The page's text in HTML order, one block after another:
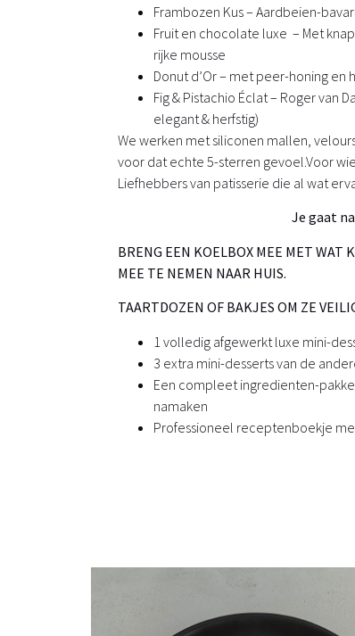
Frambozen Kus– Aardbeien-
Fruit en chocolate luxe – Met
rijke mousse
Donut d’Or– met peer-honing en
Fig & Pistachio Éclat– Roger van
elegant & herfstig)
We werken met siliconen mallen,
voor dat echte 5-sterren gevoel.Voor
Liefhebbers van patisserie die al wat
Je gaat naar
BRENG EEN KOELBOX MEE MET WAT
MEE TE NEMEN NAAR HUIS.
TAARTDOZEN OF BAKJES OM ZE
1 volledig afgewerkt luxe mini-
3 extra mini-dessertsvan de
Een compleet ingredienten-
namaken
Professioneel receptenboekje